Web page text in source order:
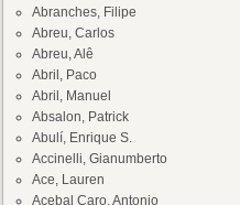
Abranches, Filipe
Abreu, Carlos
Abreu, Alê
Abril, Paco
Abril, Manuel
Absalon, Patrick
Abulí, Enrique S.
Accinelli, Gianumberto
Ace, Lauren
Acebal Caro, Antonio